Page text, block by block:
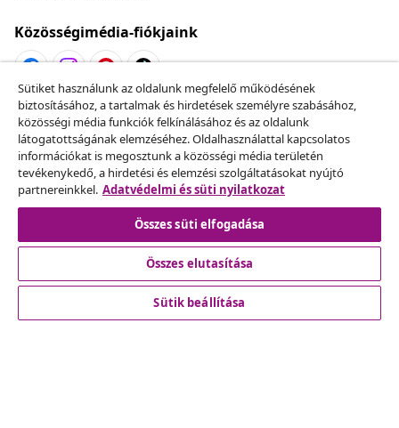
Közösségimédia-fiókjaink
Szerződéstől való elállás
Küldj be egy rendelés lemondására vonatkozó
kérelmet.
Szerződéstől való elállás
Ügyfélszolgálat
Sütiket használunk az oldalunk megfelelő működésének
biztosításához, a tartalmak és hirdetések személyre szabásához,
közösségi média funkciók felkínálásához és az oldalunk
látogatottságának elemzéséhez. Oldalhasználattal kapcsolatos
információkat is megosztunk a közösségi média területén
tevékenykedő, a hirdetési és elemzési szolgáltatásokat nyújtó
partnereinkkel. Adatvédelmi és süti nyilatkozat
Összes süti elfogadása
Összes elutasítása
Sütik beállítása